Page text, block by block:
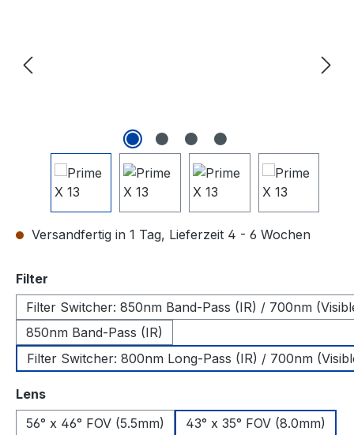
Versandfertig in 1 Tag, Lieferzeit 4 - 6 Wochen
Filter
Filter Switcher: 850nm Band-Pass (IR) / 700nm
850nm Band-Pass (IR)
Filter Switcher: 800nm Long-Pass (IR) / 700nm
Lensauswählen
56° x 46° FOV (5.5mm)
43° x 35° FOV (8.0mm)